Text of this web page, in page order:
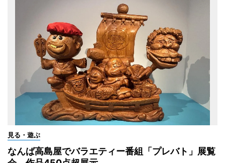
見る・遊ぶ
なんば高島屋でバラエティー番組「プレバト」展覧